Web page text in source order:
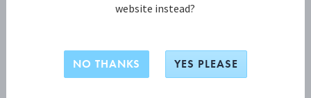
MOONLIGHT GRAPES Halskæde
website instead?
NO THANKS YES PLEASE